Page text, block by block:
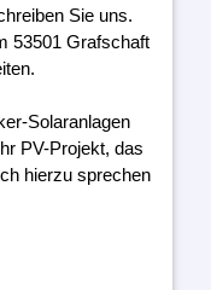
Sie uns.
53501 Grafschaft
Solaranlagen
PV-Projekt, das
hierzu sprechen